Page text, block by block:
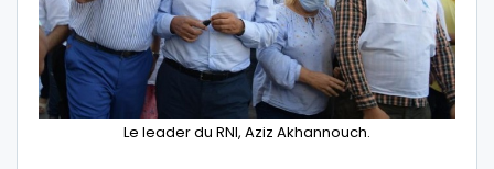
Le leader du RNI, Aziz Akhannouch.